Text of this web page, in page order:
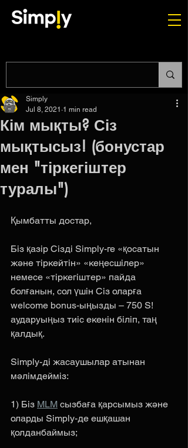
Кім мықты? Сіз
мықтысыз! (бонустар
мен "тіркегіштер
туралы")
Simply
Jul 8, 2021 1 min read
Қымбатты достар,
Біз қазір Сізді Simply-ге «қосатын
және тіркейтін» «кеңесшілер»
немесе «тіркегіштер» пайда
болғанын, сол үшін Сіз оларға
welcome bonus-ыңызды – 750 S!
аударуыңыз тиіс екенін біліп, таң
қалдық.
Simply-ді жасаушылар атынан
мәлімдейміз:
1) Біз MLM сызбаға қарсымыз және
оларды Simply-де ешқашан
қолданбаймыз;